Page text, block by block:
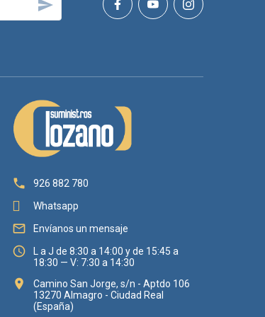


926 882 780
Whatsapp
 Envíanos un mensaje

L a J de 8:30 a 14:00 y de 15:45 a
18:30 — V: 7:30 a 14:30

Camino San Jorge, s/n - Aptdo 106
13270 Almagro - Ciudad Real
(España)